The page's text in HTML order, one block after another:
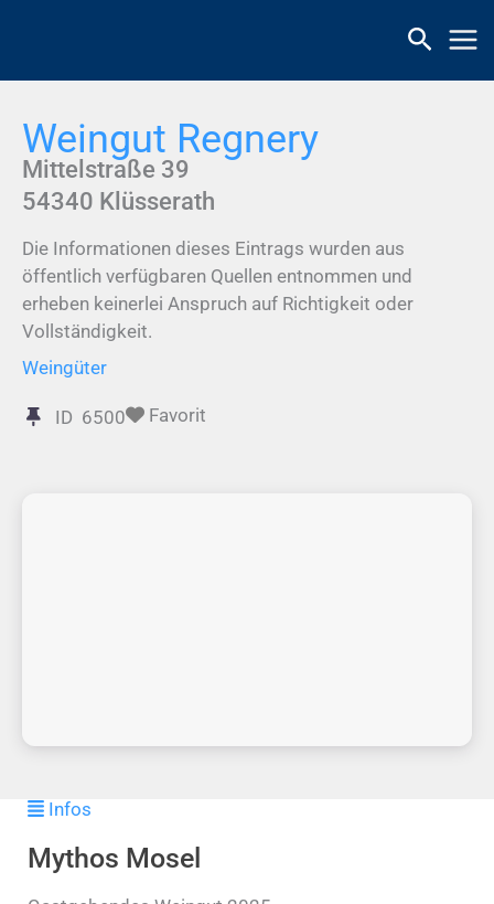
Weingut Regnery
Mittelstraße 39
54340 Klüsserath
Die Informationen dieses Eintrags wurden aus
öffentlich verfügbaren Quellen entnommen und
erheben keinerlei Anspruch auf Richtigkeit oder
Vollständigkeit.
Weingüter
ID 6500 Favorit
Infos
Mythos Mosel